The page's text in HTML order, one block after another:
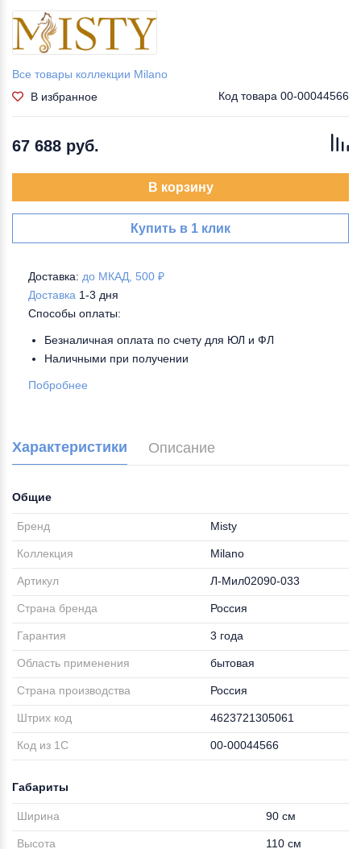
Все товары коллекции Milano
В избранное
Код товара 00-00044566
67 688 руб.
В корзину
Купить в 1 клик
Доставка: до МКАД, 500 ₽
Доставка 1-3 дня
Способы оплаты:
Безналичная оплата по счету для ЮЛ и ФЛ
Наличными при получении
Побробнее
Характеристики Описание
Общие
Бренд Misty
Коллекция Milano
Артикул Л-Мил02090-033
Страна бренда Россия
Гарантия 3 года
Область применения бытовая
Страна производства Россия
Штрих код 4623721305061
Код из 1С 00-00044566
Габариты
Ширина 90 см
Высота 110 см